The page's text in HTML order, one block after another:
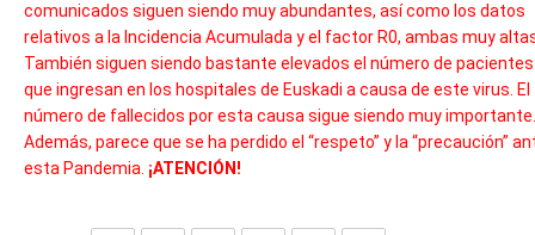
comunicados siguen siendo muy abundantes, así como los datos
relativos a la Incidencia Acumulada y el factor R0, ambas muy
También siguen siendo bastante elevados el número de pacientes
que ingresan en los hospitales de Euskadi a causa de este virus. El
número de fallecidos por esta causa sigue siendo muy importante.
Además, parece que se ha perdido el “respeto” y la “precaución”
esta Pandemia. ¡ATENCIÓN!